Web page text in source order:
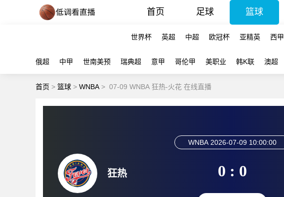
首页 足球 篮球
世界杯 英超 中超 欧冠杯 亚精英 西甲
俄超 中甲 世南美预 瑞典超 意甲 哥伦甲 美职业 韩K联 澳超
首页 > 篮球 > WNBA > 07-09 WNBA 狂热-火花 在线直播
狂热
WNBA 2026-07-09 10:00:00
0 : 0